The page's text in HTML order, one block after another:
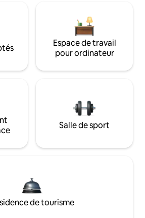
Espace de travail
pour ordinateur
Salle de sport
de tourisme